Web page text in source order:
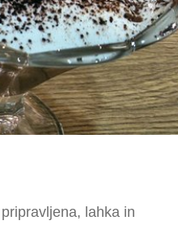
lahka in